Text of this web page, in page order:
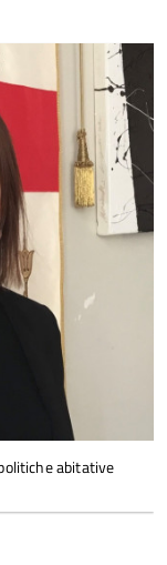
abitative